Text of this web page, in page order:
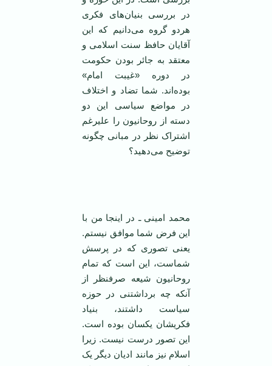
در بررسی بنیان‌های فکری
هردو گروه می‌دانیم که این
آقایان حافظ سنت اسلامی و
معتقد به جائر بودن حکومت
در دوره «غیبت امام»
بوده‌اند. شما تضاد و اختلاف
در مواضع سیاسی این دو
دسته از روحانیون را علیرغم
اشتراک نظر در مبانی چگونه
توضیح می‌دهید؟
محمد امینی ـ در اینجا من با
این فرض شما موافق نیستم.
یعنی تصوری که در پرسش
شماست، این است که تمام
روحانیون شیعه صرفنظر از
آنکه چه برداشتنی در حوزه
سیاست داشتند، بنیاد
فکریشان یکسان بوده است.
این تصور درست نیست. زیرا
اسلام نیز مانند ادیان دیگر یک